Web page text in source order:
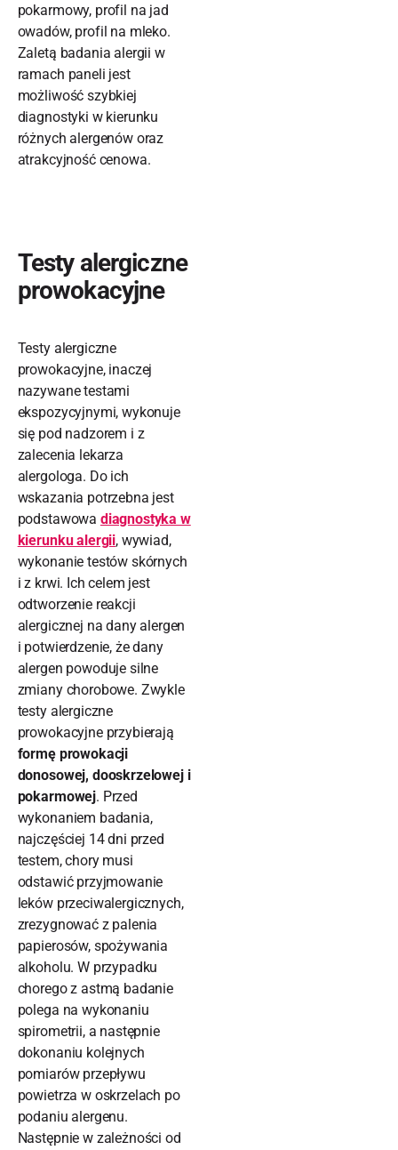
pokarmowy, profil na jad
owadów, profil na mleko.
Zaletą badania alergii w
ramach paneli jest
możliwość szybkiej
diagnostyki w kierunku
różnych alergenów oraz
atrakcyjność cenowa.
Testy alergiczne
prowokacyjne
Testy alergiczne
prowokacyjne, inaczej
nazywane testami
ekspozycyjnymi, wykonuje
się pod nadzorem i z
zalecenia lekarza
alergologa. Do ich
wskazania potrzebna jest
podstawowa diagnostyka w
kierunku alergii, wywiad,
wykonanie testów skórnych
i z krwi. Ich celem jest
odtworzenie reakcji
alergicznej na dany alergen
i potwierdzenie, że dany
alergen powoduje silne
zmiany chorobowe. Zwykle
testy alergiczne
prowokacyjne przybierają
formę prowokacji
donosowej, dooskrzelowej i
pokarmowej. Przed
wykonaniem badania,
najczęściej 14 dni przed
testem, chory musi
odstawić przyjmowanie
leków przeciwalergicznych,
zrezygnować z palenia
papierosów, spożywania
alkoholu. W przypadku
chorego z astmą badanie
polega na wykonaniu
spirometrii, a następnie
dokonaniu kolejnych
pomiarów przepływu
powietrza w oskrzelach po
podaniu alergenu.
Następnie w zależności od